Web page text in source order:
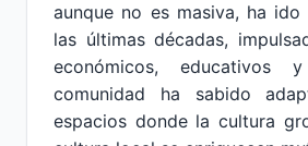
aunque no es masiva, ha ido
las últimas décadas,
económicos, educativos
comunidad ha sabido
espacios donde la cultura